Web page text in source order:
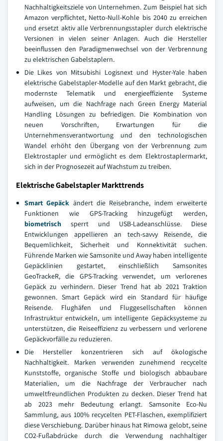
Nachhaltigkeitsziele von Unternehmen. Zum Beispiel hat sich
Amazon verpflichtet, Netto-Null-Kohle bis 2040 zu erreichen
und ersetzt aktiv alle Verbrennungsstapler durch elektrische
Versionen in vielen seiner Anlagen. Auch die Hersteller
beeinflussen den Paradigmenwechsel von der Verbrennung
zu elektrischen Gabelstaplern.
Die Likes von Mitsubishi Logisnext und Hyster-Yale haben
elektrische Gabelstapler-Modelle auf den Markt gebracht, die
modernste Telematik und energieeffiziente Systeme
aufweisen, um die Nachfrage nach Green Energy Material
Handling Lösungen zu befriedigen. Die Kombination von
neuen Vorschriften, Erwartungen für die
Unternehmensverantwortung und den technologischen
Wandel erhöht den Übergang von der Verbrennung zum
Elektrostapler und ermöglicht es dem Elektrostaplermarkt,
sich in der Prognosezeit auf Wachstum zu treiben.
Elektrische Gabelstapler Markttrends
Smart Gepäck ändert die Reisebranche, indem erweiterte
Funktionen wie GPS-Tracking hinzugefügt werden,
biometrisch sperrt und USB-Ladeanschlüsse. Diese
Entwicklungen appellieren an tech-savvy Reisende, die
Bequemlichkeit, Sicherheit und Konnektivität suchen.
Führende Marken wie Samsonite und Away haben intelligente
Gepäcklinien gestartet, einschließlich Samsonites
GeoTrackeR, die GPS-Tracking verwendet, um verlorenes
Gepäck zu verhindern. Dieser Trend hat ab 2021 Traktion
gewonnen. Smart Gepäck wird ein Standard für häufige
Reisende. Flughäfen und Fluggesellschaften können
Infrastruktur entwickeln, um intelligente Gepäcksysteme zu
unterstützen, die Reiseeffizienz zu verbessern und verlorene
Gepäckvorfälle zu reduzieren.
Die Hersteller konzentrieren sich auf ökologische
Nachhaltigkeit. Marken verwenden zunehmend recycelte
Kunststoffe, organische Stoffe und biologisch abbaubare
Materialien, um die Nachfrage der Verbraucher nach
umweltfreundlichen Produkten zu decken. Dieser Trend hat
ab 2023 mehr Bedeutung erlangt. Samsonite Eco-Nu
Sammlung, aus 100% recycelten PET-Flaschen, exemplifiziert
diese Verschiebung. Darüber hinaus hat Rimowa gelobt, seine
CO2-Fußabdrücke durch die Verwendung nachhaltiger